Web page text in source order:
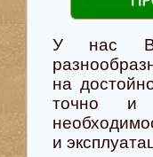
У нас Вы
на
точно и
и